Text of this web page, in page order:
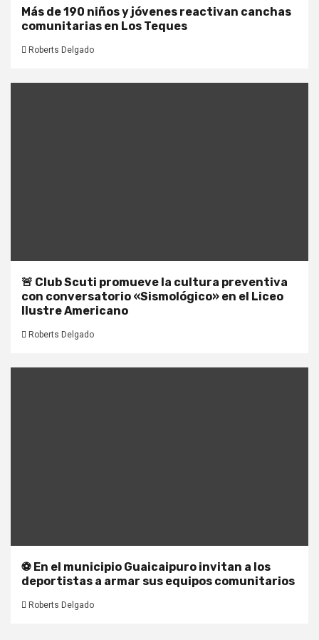
Más de 190 niños y jóvenes reactivan canchas
comunitarias en Los Teques
Roberts Delgado
🚨 Club Scuti promueve la cultura preventiva
con conversatorio «Sismológico» en el Liceo
Ilustre Americano
Roberts Delgado
⚽ En el municipio Guaicaipuro invitan a los
deportistas a armar sus equipos comunitarios
Roberts Delgado